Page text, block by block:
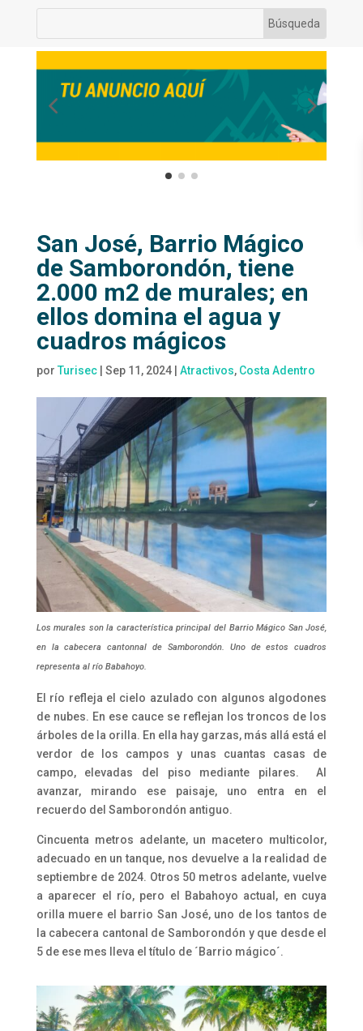
San José, Barrio Mágico
de Samborondón, tiene
2.000 m2 de murales; en
ellos domina el agua y
cuadros mágicos
por Turisec| Sep 11, 2024| Atractivos, Costa Adentro
Los murales son la característica principal del Barrio Mágico San José,
en la cabecera cantonnal de Samborondón. Uno de estos cuadros
representa al río Babahoyo.
El río refleja el cielo azulado con algunos algodones
de nubes. En ese cauce se reflejan los troncos de los
árboles de la orilla. En ella hay garzas, más allá está el
verdor de los campos y unas cuantas casas de
campo, elevadas del piso mediante pilares. Al
avanzar, mirando ese paisaje, uno entra en el
recuerdo del Samborondón antiguo.
Cincuenta metros adelante, un macetero multicolor,
adecuado en un tanque, nos devuelve a la realidad de
septiembre de 2024. Otros 50 metros adelante, vuelve
a aparecer el río, pero el Babahoyo actual, en cuya
orilla muere el barrio San José, uno de los tantos de
la cabecera cantonal de Samborondón y que desde el
5 de ese mes lleva el título de ´Barrio mágico´.